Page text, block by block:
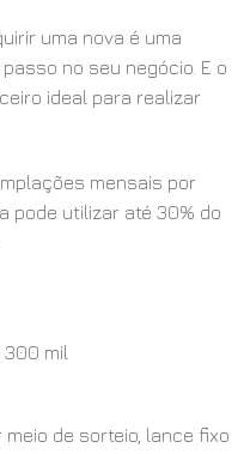
uma nova é uma
no seu negócio. E o
ideal para realizar
mensais por
pode utilizar até 30% do
300 mil
de sorteio, lance fixo